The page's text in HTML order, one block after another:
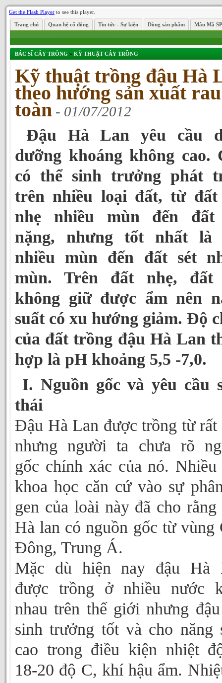
Get the Flash Player to see this player.
Trang chủ Quan hệ cổ đông Tin tức - Sự kiện Dòng sản phẩm Mẫu Mã SP
BÁC SĨ CÂY TRÔNG » KỸ THUẬT CÂY TRỒNG
Kỹ thuật trồng đậu Hà
theo hướng sản xuất
toàn - 01/07/2012
Đậu Hà Lan yêu cầu
dưỡng khoáng không cao.
có thể sinh trưởng phát
trên nhiều loại đất, từ đất
nhẹ nhiều mùn đến đất
nặng, nhưng tốt nhất là
nhiều mùn đến đất sét
mùn. Trên đất nhẹ, đất
không giữ được ẩm nên
suất có xu hướng giảm. Độ
của đất trồng đậu Hà Lan
hợp là pH khoảng 5,5 -7,0.
I. Nguồn gốc và yêu cầu
thái
Đậu Hà Lan được trồng từ rất
nhưng người ta chưa rõ
gốc chính xác của nó. Nhiều
khoa học căn cứ vào sự
gen của loài này đã cho rằng
Hà lan có nguồn gốc từ vùng
Đông, Trung Á.
Mặc dù hiện nay đậu Hà
được trồng ở nhiều nước
nhau trên thế giới nhưng
sinh trưởng tốt và cho năng
cao trong điều kiện nhiệt
18-20 độ C, khí hậu ẩm.